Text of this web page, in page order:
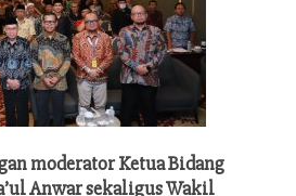
moderator Ketua Bidang
Anwar sekaligus Wakil